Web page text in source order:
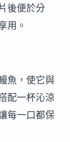
後便於分
用。
魚，使它與
配一杯沁涼
每一口都保